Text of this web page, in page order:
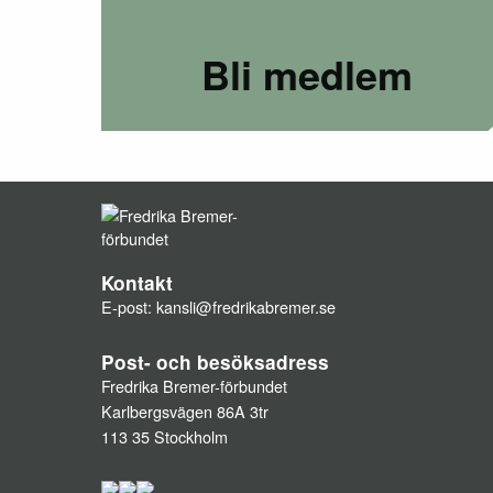
Bli medlem
Kontakt
E-post: kansli@fredrikabremer.se
Post- och besöksadress
Fredrika Bremer-förbundet
Karlbergsvägen 86A 3tr
113 35 Stockholm